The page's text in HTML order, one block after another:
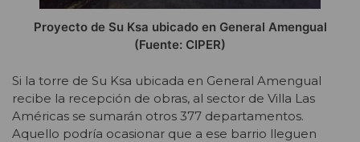
Proyecto de Su Ksa ubicado en General Amengual
(Fuente: CIPER)
Si la torre de Su Ksa ubicada en General Amengual
recibe la recepción de obras, al sector de Villa Las
Américas se sumarán otros 377 departamentos.
Aquello podría ocasionar que a ese barrio lleguen